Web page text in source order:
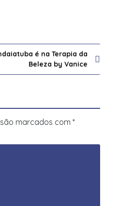
é na Terapia da
Beleza by Vanice
marcados com *